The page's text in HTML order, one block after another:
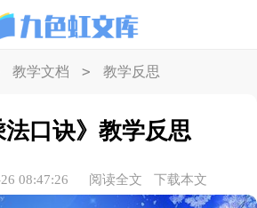
教学文档 > 教学反思
法口诀》教学反思
08:47:26 阅读全文 下载本文